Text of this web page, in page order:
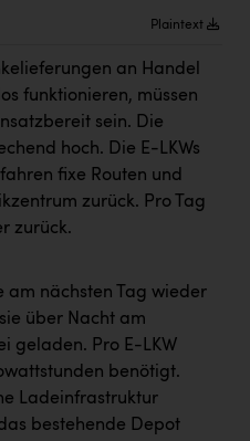
Loimer
Plaintext
an Handel
funktionieren, müssen
sein. Die
hoch. Die E-LKWs
fixe Routen und
zurück. Pro Tag
zurück.
am nächsten Tag wieder
über Nacht am
geladen. Pro E-LKW
benötigt.
Ladeinfrastruktur
bestehende Depot